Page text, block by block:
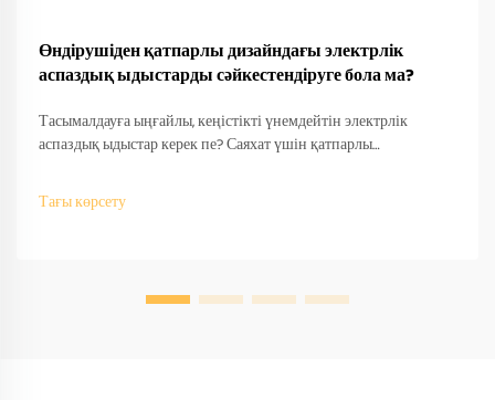
Өндірушіден қатпарлы дизайндағы электрлік
аспаздық ыдыстарды сәйкестендіруге бола ма?
Тасымалдауға ыңғайлы, кеңістікті үнемдейтін электрлік
аспаздық ыдыстар керек пе? Саяхат үшін қатпарлы
OEM/ODM қолдау, жылдам прототиптеу және халықаралық
сәйкестік. Бүгін-ақ сұраныс беріңіз.
Тағы көрсету